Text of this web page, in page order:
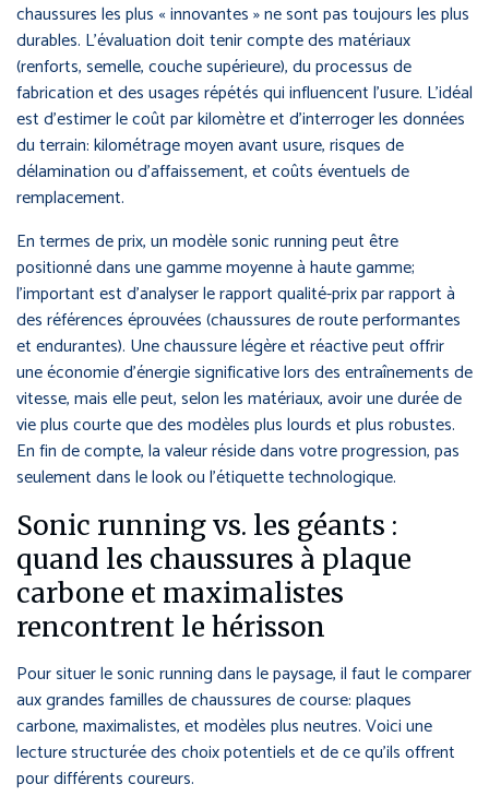
chaussures les plus « innovantes » ne sont pas toujours les plus
durables. L’évaluation doit tenir compte des matériaux
(renforts, semelle, couche supérieure), du processus de
fabrication et des usages répétés qui influencent l’usure. L’idéal
est d’estimer le coût par kilomètre et d’interroger les données
du terrain: kilométrage moyen avant usure, risques de
délamination ou d’affaissement, et coûts éventuels de
remplacement.
En termes de prix, un modèle sonic running peut être
positionné dans une gamme moyenne à haute gamme;
l’important est d’analyser le rapport qualité-prix par rapport à
des références éprouvées (chaussures de route performantes
et endurantes). Une chaussure légère et réactive peut offrir
une économie d’énergie significative lors des entraînements de
vitesse, mais elle peut, selon les matériaux, avoir une durée de
vie plus courte que des modèles plus lourds et plus robustes.
En fin de compte, la valeur réside dans votre progression, pas
seulement dans le look ou l’étiquette technologique.
Sonic running vs. les géants :
quand les chaussures à plaque
carbone et maximalistes
rencontrent le hérisson
Pour situer le sonic running dans le paysage, il faut le comparer
aux grandes familles de chaussures de course: plaques
carbone, maximalistes, et modèles plus neutres. Voici une
lecture structurée des choix potentiels et de ce qu’ils offrent
pour différents coureurs.